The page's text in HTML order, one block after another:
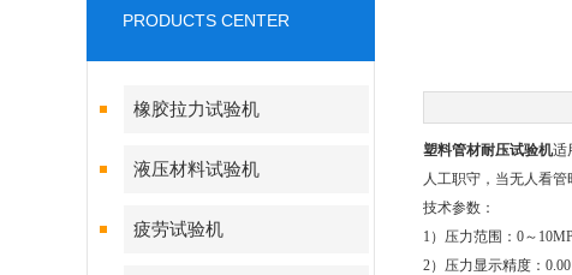
PRODUCTS CENTER
橡胶拉力试验机
液压材料试验机
疲劳试验机
塑料管材耐压试验机适
人工职守，当无人看
技术参数：
1）压力范围：0～
2）压力显示精度：